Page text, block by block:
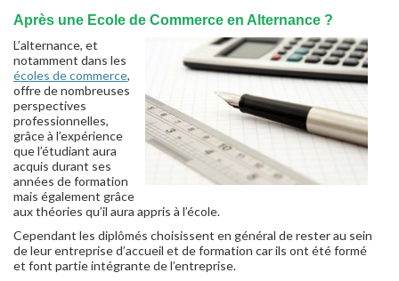
Après une Ecole de Commerce en Alternance ?
L’alternance, et
notamment dans les
écoles de commerce,
offre de nombreuses
perspectives
professionnelles,
grâce à l’expérience
que l’étudiant aura
acquis durant ses
années de formation
mais également grâce
aux théories qu’il aura appris à l’école.
Cependant les diplômés choisissent en général de rester au sein
de leur entreprise d’accueil et de formation car ils ont été formé
et font partie intégrante de l’entreprise.